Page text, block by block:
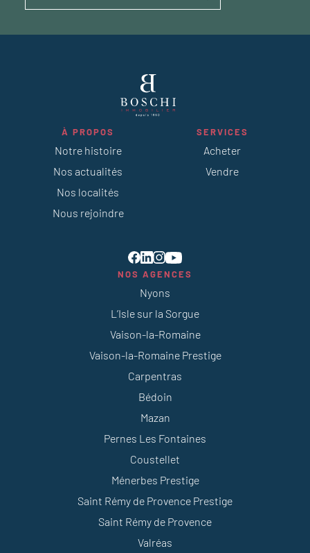
À PROPOS
Notre histoire
Nos actualités
Nos localités
Nous rejoindre
SERVICES
Acheter
Vendre
NOS AGENCES
Nyons
L’Isle sur la Sorgue
Vaison-la-Romaine
Vaison-la-Romaine Prestige
Carpentras
Bédoin
Mazan
Pernes Les Fontaines
Coustellet
Ménerbes Prestige
Saint Rémy de Provence Prestige
Saint Rémy de Provence
Valréas